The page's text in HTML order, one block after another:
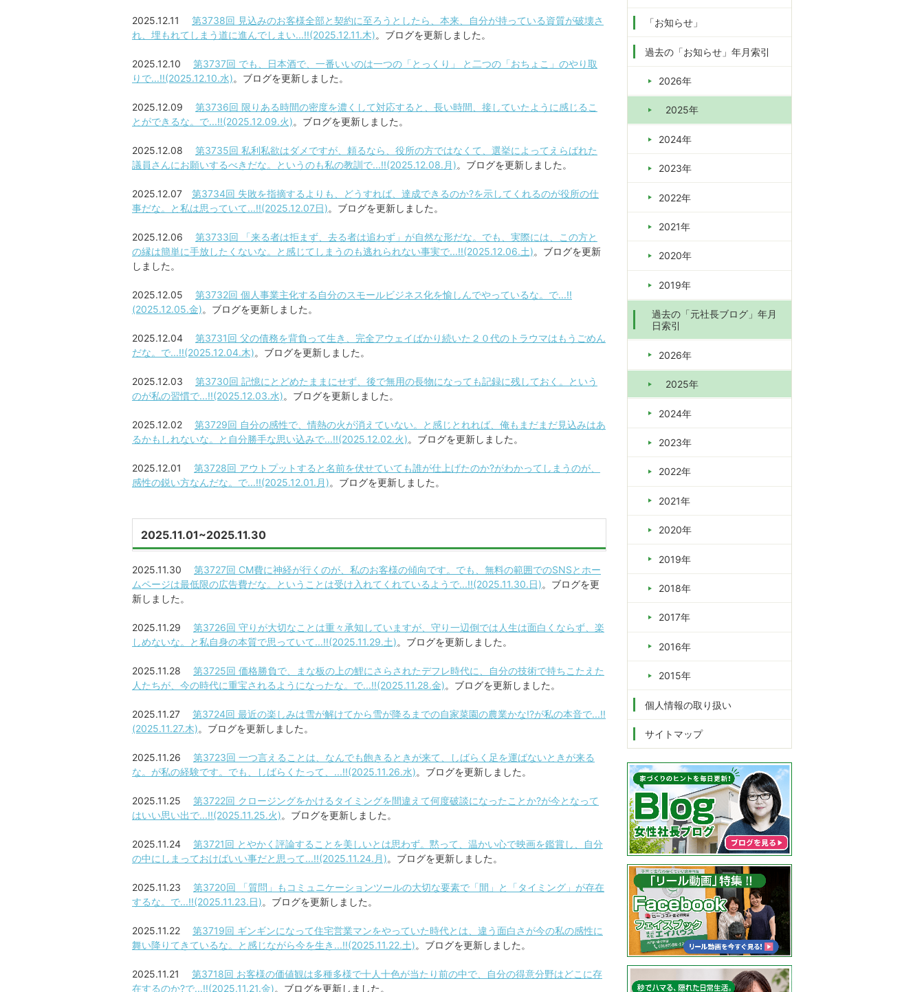
2025.12.11 第3738回 見込みのお客様全部と契約に至ろうとしたら、本来、自分が持っている資質が破壊さ
れ、埋もれてしまう道に進んでしまい...!!(2025.12.11.木)。ブログを更新しました。
2025.12.10 第3737回 でも、日本酒で、一番いいのは一つの「とっくり」 と二つの「おちょこ」のやり取
りで...!!(2025.12.10.水)。ブログを更新しました。
2025.12.09 第3736回 限りある時間の密度を濃くして対応すると、長い時間、接していたように感じるこ
とができるな。で...!!(2025.12.09.火)。ブログを更新しました。
2025.12.08 第3735回 私利私欲はダメですが、頼るなら、役所の方ではなくて、選挙によってえらばれた
議員さんにお願いするべきだな。というのも私の教訓で...!!(2025.12.08.月)。ブログを更新しました。
2025.12.07 第3734回 失敗を指摘するよりも、どうすれば、達成できるのか?を示してくれるのが役所の仕
事だな。と私は思っていて...!!(2025.12.07日)。ブログを更新しました。
2025.12.06 第3733回 「来る者は拒まず、去る者は追わず」が自然な形だな。でも、実際には、この方と
の縁は簡単に手放したくないな。と感じてしまうのも逃れられない事実で...!!(2025.12.06.土)。ブログを更新
しました。
2025.12.05 第3732回 個人事業主化する自分のスモールビジネス化を愉しんでやっているな。で...!!
(2025.12.05.金)。ブログを更新しました。
2025.12.04 第3731回 父の債務を背負って生き、完全アウェイばかり続いた２０代のトラウマはもうごめん
だな。で...!!(2025.12.04.木)。ブログを更新しました。
2025.12.03 第3730回 記憶にとどめたままにせず、後で無用の長物になっても記録に残しておく。という
のが私の習慣で...!!(2025.12.03.水)。ブログを更新しました。
2025.12.02 第3729回 自分の感性で、情熱の火が消えていない。と感じとれれば、俺もまだまだ見込みはあ
るかもしれないな。と自分勝手な思い込みで...!!(2025.12.02.火)。ブログを更新しました。
2025.12.01 第3728回 アウトプットすると名前を伏せていても誰が仕上げたのか?がわかってしまうのが、
感性の鋭い方なんだな。で...!!(2025.12.01.月)。ブログを更新しました。
2025.11.01~2025.11.30
2025.11.30 第3727回 CM費に神経が行くのが、私のお客様の傾向です。でも、無料の範囲でのSNSとホー
ムページは最低限の広告費だな。ということは受け入れてくれているようで...!!(2025.11.30.日)。ブログを更
新しました。
2025.11.29 第3726回 守りが大切なことは重々承知していますが、守り一辺倒では人生は面白くならず、楽
しめないな。と私自身の本質で思っていて...!!(2025.11.29.土)。ブログを更新しました。
2025.11.28 第3725回 価格勝負で、まな板の上の鯉にさらされたデフレ時代に、自分の技術で持ちこたえた
人たちが、今の時代に重宝されるようになったな。で...!!(2025.11.28.金)。ブログを更新しました。
2025.11.27 第3724回 最近の楽しみは雪が解けてから雪が降るまでの自家菜園の農業かな!?が私の本音で...!!
(2025.11.27.木)。ブログを更新しました。
2025.11.26 第3723回 一つ言えることは、なんでも飽きるときが来て、しばらく足を運ばないときが来る
な。が私の経験です。でも、しばらくたって、...!!(2025.11.26.水)。ブログを更新しました。
2025.11.25 第3722回 クロージングをかけるタイミングを間違えて何度破談になったことか?が今となって
はいい思い出で...!!(2025.11.25.火)。ブログを更新しました。
2025.11.24 第3721回 とやかく評論することを美しいとは思わず。黙って、温かい心で映画を鑑賞し、自分
の中にしまっておけばいい事だと思って...!!(2025.11.24.月)。ブログを更新しました。
2025.11.23 第3720回 「質問」もコミュニケーションツールの大切な要素で「間」と「タイミング」が存在
するな。で...!!(2025.11.23.日)。ブログを更新しました。
2025.11.22 第3719回 ギンギンになって住宅営業マンをやっていた時代とは、違う面白さが今の私の感性に
舞い降りてきているな。と感じながら今を生き...!!(2025.11.22.土)。ブログを更新しました。
2025.11.21 第3718回 お客様の価値観は多種多様で十人十色が当たり前の中で、自分の得意分野はどこに存
在するのか?で...!!(2025.11.21.金)。ブログを更新しました。
「お知らせ」
過去の「お知らせ」年月索引
2026年
2025年
2024年
2023年
2022年
2021年
2020年
2019年
過去の「元社長ブログ」年月
日索引
2026年
2025年
2024年
2023年
2022年
2021年
2020年
2019年
2018年
2017年
2016年
2015年
個人情報の取り扱い
サイトマップ